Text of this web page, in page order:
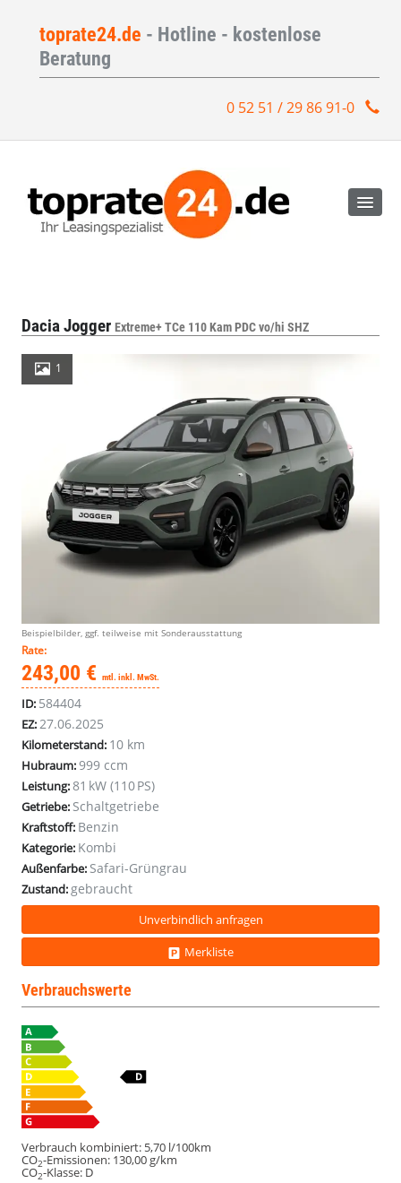
toprate24.de - Hotline - kostenlose
Beratung
0 52 51 / 29 86 91-0
Dacia Jogger Extreme+ TCe 110 Kam PDC vo/hi SHZ
1
Beispielbilder, ggf. teilweise mit Sonderausstattung
Rate:
243,00 € mtl. inkl. MwSt.
ID: 584404
EZ: 27.06.2025
Kilometerstand: 10 km
Hubraum:999 ccm
Leistung:81 kW (110 PS)
Getriebe: Schaltgetriebe
Kraftstoff: Benzin
Kategorie: Kombi
Außenfarbe: Safari-Grüngrau
Zustand: gebraucht
Unverbindlich anfragen
Merkliste
Verbrauchswerte
Verbrauch kombiniert: 5,70 l/100km
CO2-Emissionen: 130,00 g/km
CO2-Klasse: D